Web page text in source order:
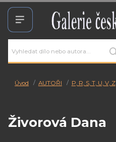
Úvod AUTOŘI P, R, S, T, U, V, Z
Živorová Dana